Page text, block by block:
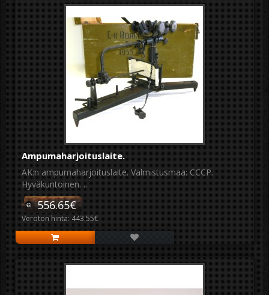
Ampumaharjoituslaite.
AK:n ampumaharjoituslaite. Valmistusmaa: CCCP.
Hyväkuntoinen. ..
556.65€
Veroton hinta: 443.55€